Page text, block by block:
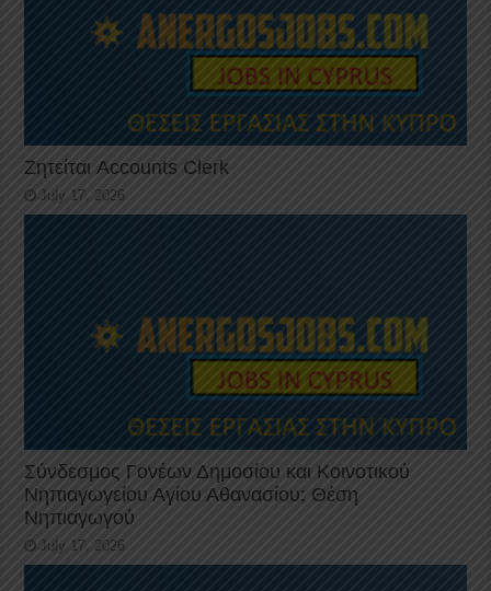
Ζητείται Accounts Clerk
July 17, 2026
Σύνδεσμος Γονέων Δημοσίου και Κοινοτικού
Νηπιαγωγείου Αγίου Αθανασίου: Θέση
Νηπιαγωγού
July 17, 2026